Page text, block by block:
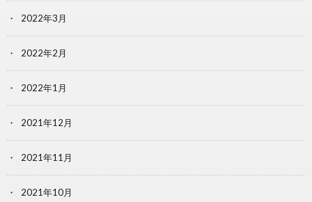
2022年3月
2022年2月
2022年1月
2021年12月
2021年11月
2021年10月